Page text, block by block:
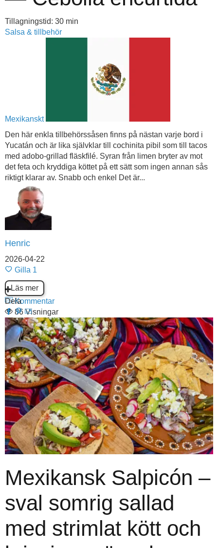
Tillagningstid: 30 min
Salsa & tillbehör
Mexikanskt
Den här enkla tillbehörssåsen finns på nästan varje bord i
Yucatán och är lika självklar till cochinita pibil som till tacos
med adobo-grillad fläskfilé. Syran från limen bryter av mot
det feta och kryddiga köttet på ett sätt som ingen annan sås
riktigt klarar av. Snabb och enkel Det är...
Henric
2026-04-22
Gilla 1
Läs mer
Kommentar
86 Visningar
Dela
Mexikansk Salpicón –
sval somrig sallad
med strimlat kött och